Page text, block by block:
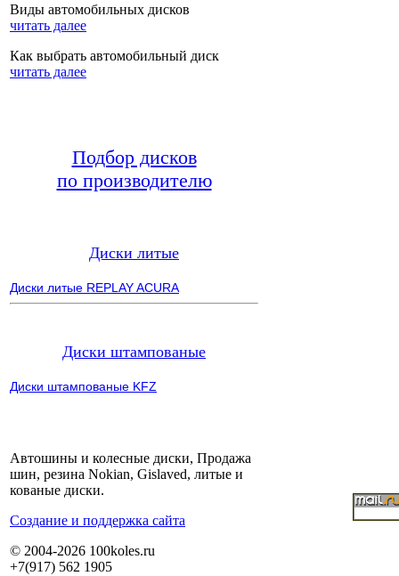
Виды автомобильных дисков
читать далее
Как выбрать автомобильный диск
читать далее
Подбор дисков
по производителю
Диски литые
Диски литые REPLAY ACURA
Диски штампованые
Диски штампованые KFZ
Автошины и колесные диски, Продажа
шин, резина Nokian, Gislaved, литые и
кованые диски.
Cоздание и поддержка сайта
© 2004-2026 100koles.ru
+7(917) 562 1905